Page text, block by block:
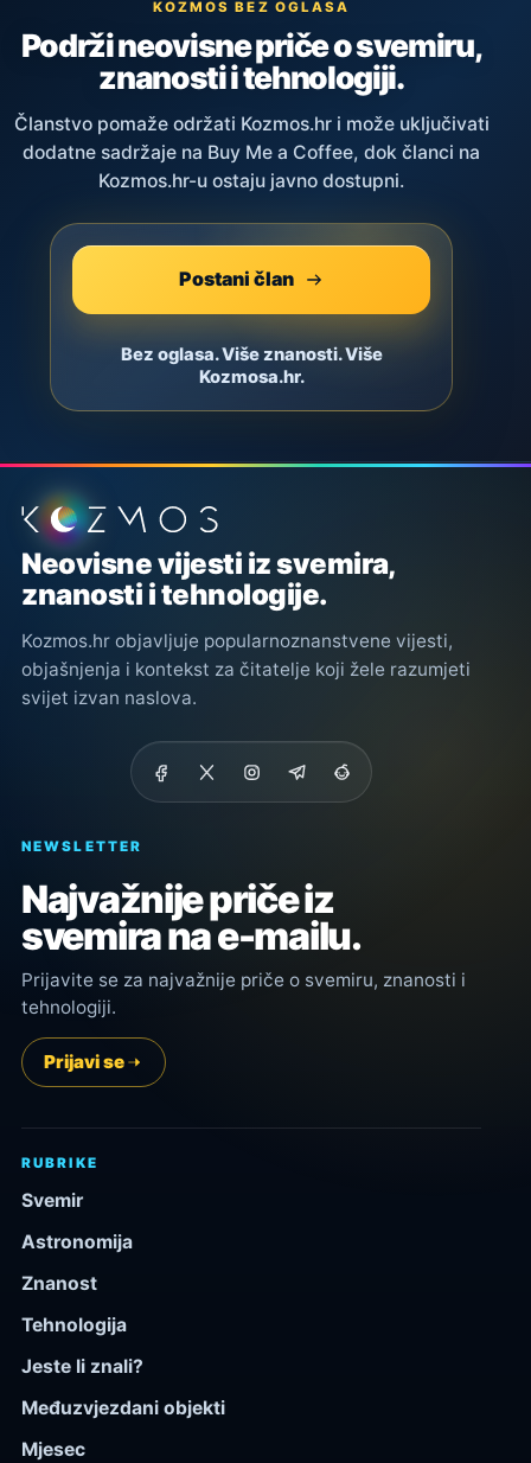
KOZMOS BEZ OGLASA
Podrži neovisne priče o svemiru,
znanosti i tehnologiji.
Članstvo pomaže održati Kozmos.hr i može uključivati
dodatne sadržaje na Buy Me a Coffee, dok članci na
Kozmos.hr-u ostaju javno dostupni.
Postani član
Bez oglasa. Više znanosti. Više
Kozmosa.hr.
Podnožje stranice
Neovisne vijesti iz svemira,
znanosti i tehnologije.
Kozmos.hr objavljuje popularnoznanstvene vijesti,
objašnjenja i kontekst za čitatelje koji žele razumjeti
svijet izvan naslova.
NEWSLETTER
Najvažnije priče iz
svemira na e-mailu.
Prijavite se za najvažnije priče o svemiru, znanosti i
tehnologiji.
Prijavi se
RUBRIKE
Svemir
Astronomija
Znanost
Tehnologija
Jeste li znali?
Međuzvjezdani objekti
Mjesec